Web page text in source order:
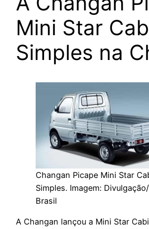
Mini Star
Simples na
Changan Picape Mini Star
Simples. Imagem:
Brasil
A Changan lançou a Mini Star